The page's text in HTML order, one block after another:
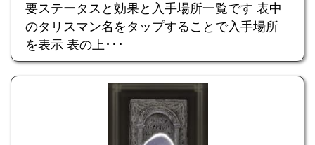
要ステータスと効果と入手場所一覧です 表中
のタリスマン名をタップすることで入手場所
を表示 表の上･･･